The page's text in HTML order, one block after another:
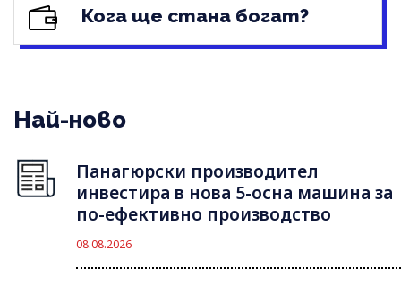
Кога ще стана богат?
Най-ново
Панагюрски производител
инвестира в нова 5-осна машина за
по-ефективно производство
08.08.2026